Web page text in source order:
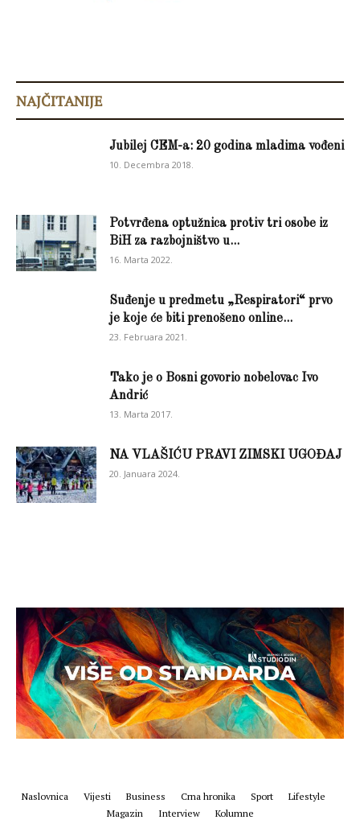
NAJČITANIJE
Jubilej CEM-a: 20 godina mladima vođeni
10. Decembra 2018.
Potvrđena optužnica protiv tri osobe iz
BiH za razbojništvo u...
16. Marta 2022.
Suđenje u predmetu „Respiratori“ prvo
je koje će biti prenošeno online...
23. Februara 2021.
Tako je o Bosni govorio nobelovac Ivo
Andrić
13. Marta 2017.
NA VLAŠIĆU PRAVI ZIMSKI UGOĐAJ
20. Januara 2024.
Naslovnica Vijesti Business Crna hronika Sport
Lifestyle
Magazin
Interview Kolumne